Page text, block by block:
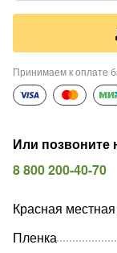
Принимаем к оплате
Или позвоните
8 800 200-40-70
Красная
Пленка